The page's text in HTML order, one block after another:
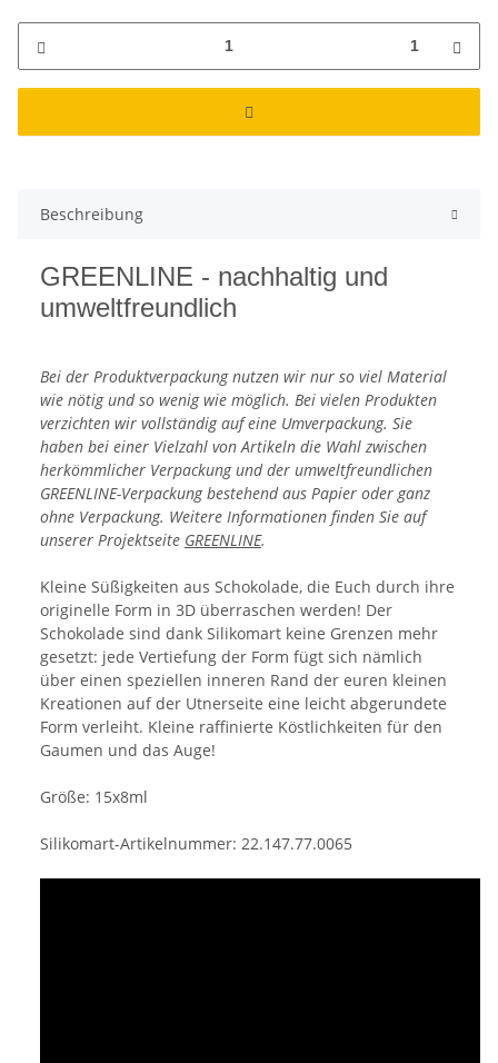
1
Beschreibung
GREENLINE - nachhaltig und
umweltfreundlich
Bei der Produktverpackung nutzen wir nur so viel Material
wie nötig und so wenig wie möglich. Bei vielen Produkten
verzichten wir vollständig auf eine Umverpackung. Sie
haben bei einer Vielzahl von Artikeln die Wahl zwischen
herkömmlicher Verpackung und der umweltfreundlichen
GREENLINE-Verpackung bestehend aus Papier oder ganz
ohne Verpackung. Weitere Informationen finden Sie auf
unserer Projektseite GREENLINE.
Kleine Süßigkeiten aus Schokolade, die Euch durch ihre
originelle Form in 3D überraschen werden! Der
Schokolade sind dank Silikomart keine Grenzen mehr
gesetzt: jede Vertiefung der Form fügt sich nämlich
über einen speziellen inneren Rand der euren kleinen
Kreationen auf der Utnerseite eine leicht abgerundete
Form verleiht. Kleine raffinierte Köstlichkeiten für den
Gaumen und das Auge!
Größe: 15x8ml
Silikomart-Artikelnummer: 22.147.77.0065